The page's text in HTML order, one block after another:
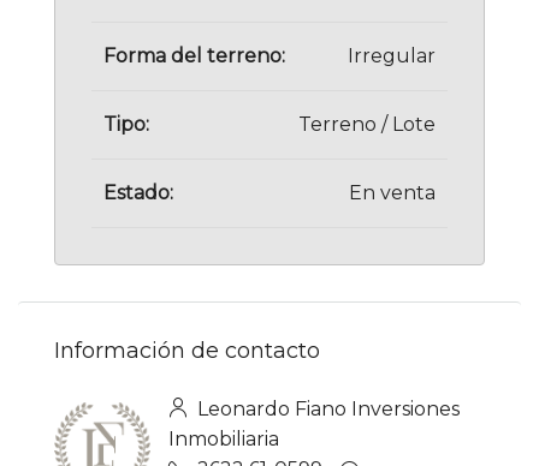
Forma del terreno: Irregular
Tipo: Terreno / Lote
Estado: En venta
Información de contacto
Leonardo Fiano Inversiones
Inmobiliaria